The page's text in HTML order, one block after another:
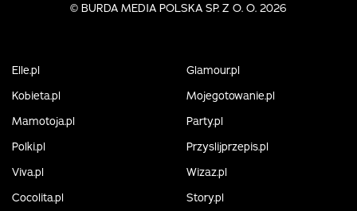
© BURDA MEDIA POLSKA SP. Z O. O. 2026
Elle.pl
Glamour.pl
Kobieta.pl
Mojegotowanie.pl
Mamotoja.pl
Party.pl
Polki.pl
Przyslijprzepis.pl
Viva.pl
Wizaz.pl
Cocolita.pl
Story.pl